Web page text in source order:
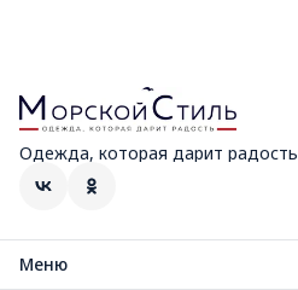
Одежда, которая дарит радость
Меню